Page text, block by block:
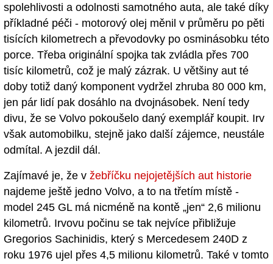
spolehlivosti a odolnosti samotného auta, ale také díky
příkladné péči - motorový olej měnil v průměru po pěti
tisících kilometrech a převodovky po osminásobku této
porce. Třeba originální spojka tak zvládla přes 700
tisíc kilometrů, což je malý zázrak. U většiny aut té
doby totiž daný komponent vydržel zhruba 80 000 km,
jen pár lidí pak dosáhlo na dvojnásobek. Není tedy
divu, že se Volvo pokoušelo daný exemplář koupit. Irv
však automobilku, stejně jako další zájemce, neustále
odmítal. A jezdil dál.
Zajímavé je, že v žebříčku nejojetějších aut historie
najdeme ještě jedno Volvo, a to na třetím místě -
model 245 GL má nicméně na kontě „jen“ 2,6 milionu
kilometrů. Irvovu počinu se tak nejvíce přibližuje
Gregorios Sachinidis, který s Mercedesem 240D z
roku 1976 ujel přes 4,5 milionu kilometrů. Také v tomto